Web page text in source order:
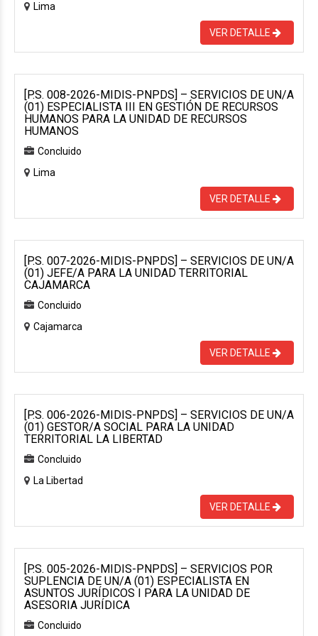
Lima
VER DETALLE
[P.S. 008-2026-MIDIS-PNPDS] – SERVICIOS DE UN/A
(01) ESPECIALISTA III EN GESTIÓN DE RECURSOS
HUMANOS PARA LA UNIDAD DE RECURSOS
HUMANOS
Concluido
Lima
VER DETALLE
[P.S. 007-2026-MIDIS-PNPDS] – SERVICIOS DE UN/A
(01) JEFE/A PARA LA UNIDAD TERRITORIAL
CAJAMARCA
Concluido
Cajamarca
VER DETALLE
[P.S. 006-2026-MIDIS-PNPDS] – SERVICIOS DE UN/A
(01) GESTOR/A SOCIAL PARA LA UNIDAD
TERRITORIAL LA LIBERTAD
Concluido
La Libertad
VER DETALLE
[P.S. 005-2026-MIDIS-PNPDS] – SERVICIOS POR
SUPLENCIA DE UN/A (01) ESPECIALISTA EN
ASUNTOS JURÍDICOS I PARA LA UNIDAD DE
ASESORIA JURÍDICA
Concluido